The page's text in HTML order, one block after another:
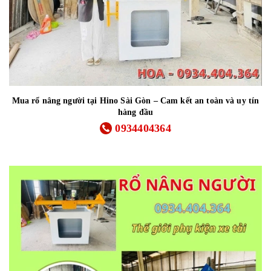
Mua rổ nâng người tại Hino Sài Gòn – Cam kết an toàn và uy tín
hàng đầu
0934404364